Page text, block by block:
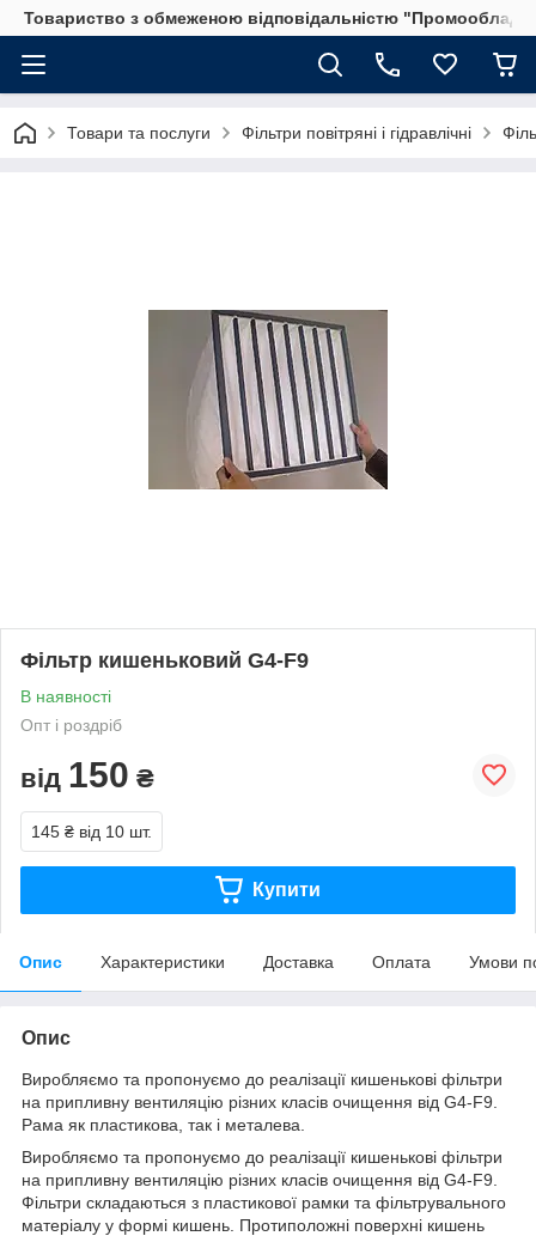
Товариство з обмеженою відповідальністю
Товари та послуги Фільтри повітряні і гідравлічні
Фільтр кишеньковий G4-F9
В наявності
Опт і роздріб
від 150 ₴
145 ₴ від 10 шт.
Купити
Опис Характеристики Доставка Оплата Умови
Опис
Виробляємо та пропонуємо до реалізації кишенькові фільтри
на припливну вентиляцію різних класів очищення від G4-F9.
Рама як пластикова, так і металева.
Виробляємо та пропонуємо до реалізації кишенькові фільтри
на припливну вентиляцію різних класів очищення від G4-F9.
Фільтри складаються з пластикової рамки та фільтрувального
матеріалу у формі кишень. Протиположні поверхні кишень